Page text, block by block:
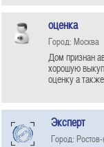
оценка
Город: Москва
Дом признан
хорошую
оценку а
Эксперт
Город: